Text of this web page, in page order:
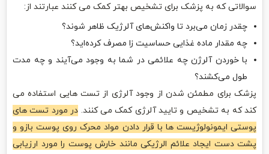
سوالاتی که به پزشک برای تشخیص بهتر کمک می کنند عبارتند از:
چقدر زمان می‌برد تا واکنش‌های آلرژیک ظاهر شوند؟
چه مقدار ماده غذایی حساسیت زا مصرف کرده‌اید؟
با خوردن آلرژن چه علائمی در شما به وجود می‌آیند و چه مدت
طول می‌کشند؟
پزشک برای مطمئن شدن از وجود آلرژی از تست ‌هایی استفاده می
‌کند که به تشخیص و تایید آلرژی کمک می ‌کنند. در مورد تست ‌های
پوستی ایمونولوژیست‌ ها با قرار دادن مواد محرک روی پوست بازو و
پشت دست ایجاد علائم الرژیکی مانند خارش پوست را مورد ارزیابی